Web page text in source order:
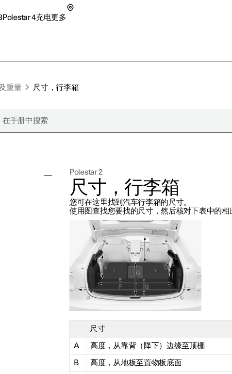
Polestar 4充电更多
新闻
注册新闻简报
（在新窗口中打开）
重量 尺寸，行李箱
Polestar 2
尺寸，行李箱
您可在这里找到汽车行李箱的尺寸。
使用图查找您要找的尺寸，然后核对下表中的相
尺寸
A 高度，从靠背（降下）边缘至顶棚
B 高度，从地板至置物板底面